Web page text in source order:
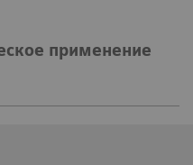
применение